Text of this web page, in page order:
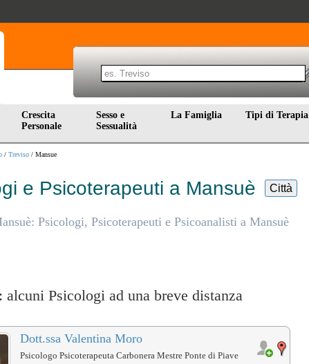
Crescita
Personale
Sesso e
Sessualità
La Famiglia Tipi di Terapia
/ Treviso / Mansue
e Psicoterapeuti a Mansuè Città
Psicologi, Psicoterapeuti e Psicoanalisti a Mansuè
alcuni Psicologi ad una breve distanza
Dott.ssa Valentina Moro
Psicologo Psicoterapeuta Carbonera Mestre Ponte di Piave